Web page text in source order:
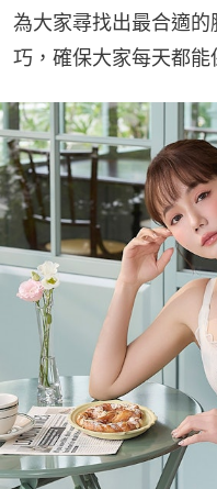
為大家尋找出最合適
巧，確保大家每天都能